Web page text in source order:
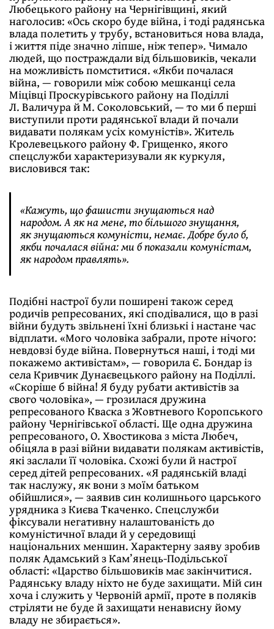
Любецького району на Чернігівщині, який
наголосив: «Ось скоро буде війна, і тоді радянська
влада полетить у трубу, встановиться нова влада,
і життя піде значно ліпше, ніж тепер». Чимало
людей, що постраждали від більшовиків, чекали
на можливість помститися. «Якби почалася
війна, — говорили між собою мешканці села
Міцівці Проскурівського району на Поділлі
Л. Валичура й М. Соколовський, — то ми б перші
виступили проти радянської влади й почали
видавати полякам усіх комуністів». Житель
Кролевецького району Ф. Грищенко, якого
спецслужби характеризували як куркуля,
висловився так:
«Кажуть, що фашисти знущаються над
народом. А як на мене, то більшого знущання,
як знущаються комуністи, немає. Добре було б,
якби почалася війна: ми б показали комуністам,
як народом правлять».
Подібні настрої були поширені також серед
родичів репресованих, які сподівалися, що в разі
війни будуть звільнені їхні близькі і настане час
відплати. «Мого чоловіка забрали, проте нічого:
невдовзі буде війна. Повернуться наші, і тоді ми
покажемо активістам», — говорила Є. Бондар із
села Кривчик Дунаєвецького району на Поділлі.
«Скоріше б війна! Я буду рубати активістів за
свого чоловіка», — грозилася дружина
репресованого Кваска з Жовтневого Коропського
району Чернігівської області. Ще одна дружина
репресованого, О. Хвостикова з міста Любеч,
обіцяла в разі війни видавати полякам активістів,
які заслали її чоловіка. Схожі були й настрої
серед дітей репресованих. «Я радянській владі
так наслужу, як вони з моїм батьком
обійшлися», — заявив син колишнього царського
урядника з Києва Ткаченко. Спецслужби
фіксували негативну налаштованість до
комуністичної влади й у середовищі
національних меншин. Характерну заяву зробив
поляк Адамський з Кам’янець-Подільської
області: «Царство більшовиків має закінчитися.
Радянську владу ніхто не буде захищати. Мій син
хоча і служить у Червоній армії, проте в поляків
стріляти не буде й захищати ненависну йому
владу не збирається».